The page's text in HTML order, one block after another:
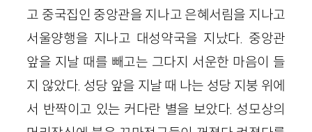
고 중국집인 중앙관을 지나고 은혜서림을 지나고
서울양행을 지나고 대성약국을 지났다. 중앙관
앞을 지날 때를 빼고는 그다지 서운한 마음이 들
지 않았다. 성당 앞을 지날 때 나는 성당 지붕 위에
서 반짝이고 있는 커다란 별을 보았다. 성모상의